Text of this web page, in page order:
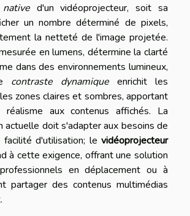
d'un vidéoprojecteur, soit sa
un nombre déterminé de pixels,
la netteté de l'image projetée.
en lumens, détermine la clarté
dans des environnements lumineux,
contraste dynamique enrichit les
zones claires et sombres, apportant
aux contenus affichés. La
actuelle doit s'adapter aux besoins de
d'utilisation; le vidéoprojecteur
à cette exigence, offrant une solution
en déplacement ou à
partager des contenus multimédias